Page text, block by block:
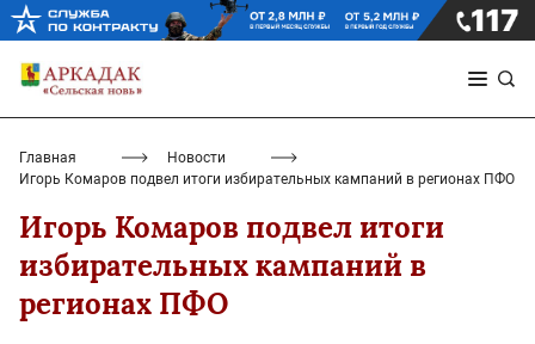
Главная
Новости
Игорь Комаров подвел итоги избирательных кампаний в регионах ПФО
Игорь Комаров подвел итоги
избирательных кампаний в
регионах ПФО